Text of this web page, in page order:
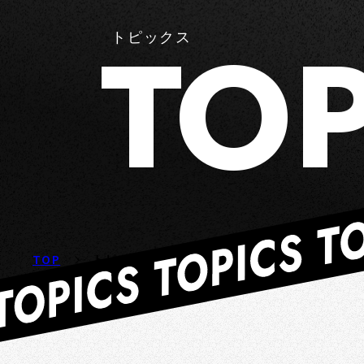
トピックス
TOP トピックス